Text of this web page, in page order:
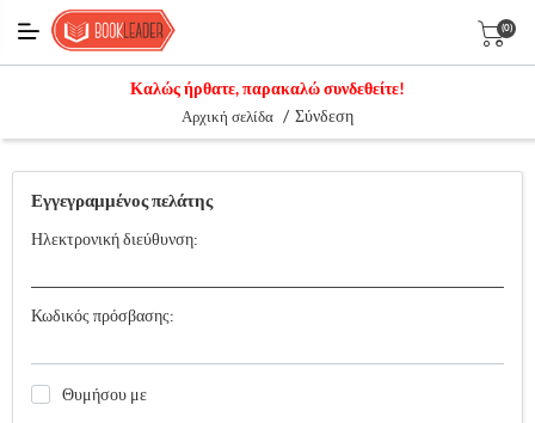
(0)
Καλώς ήρθατε, παρακαλώ συνδεθείτε!
Αρχική σελίδα / Σύνδεση
Εγγεγραμμένος πελάτης
Ηλεκτρονική διεύθυνση:
Κωδικός πρόσβασης:
Θυμήσου με